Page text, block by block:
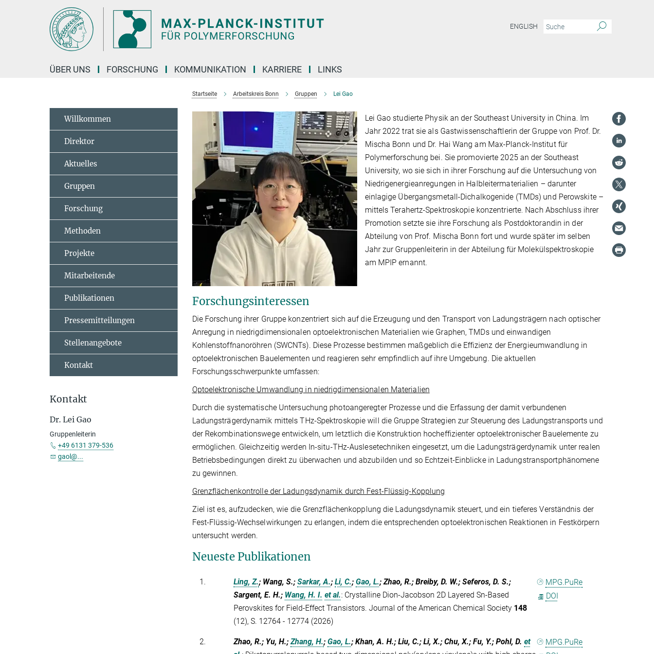
ENGLISH
ÜBER UNS FORSCHUNG KOMMUNIKATION KARRIERE LINKS
Startseite Arbeitskreis Bonn Gruppen Lei Gao
Lei Gao studierte Physik an der Southeast University in China. Im
Jahr 2022 trat sie als Gastwissenschaftlerin der Gruppe von Prof. Dr.
Mischa Bonn und Dr. Hai Wang am Max-Planck-Institut für
Polymerforschung bei. Sie promovierte 2025 an der Southeast
University, wo sie sich in ihrer Forschung auf die Untersuchung von
Niedrigenergieanregungen in Halbleitermaterialien – darunter
einlagige Übergangsmetall-Dichalkogenide (TMDs) und Perowskite –
mittels Terahertz-Spektroskopie konzentrierte. Nach Abschluss ihrer
Promotion setzte sie ihre Forschung als Postdoktorandin in der
Abteilung von Prof. Mischa Bonn fort und wurde später im selben
Jahr zur Gruppenleiterin in der Abteilung für Molekülspektroskopie
am MPIP ernannt.
Forschungsinteressen
Die Forschung ihrer Gruppe konzentriert sich auf die Erzeugung und den Transport von Ladungsträgern nach optischer
Anregung in niedrigdimensionalen optoelektronischen Materialien wie Graphen, TMDs und einwandigen
Kohlenstoffnanoröhren (SWCNTs). Diese Prozesse bestimmen maßgeblich die Effizienz der Energieumwandlung in
optoelektronischen Bauelementen und reagieren sehr empfindlich auf ihre Umgebung. Die aktuellen
Forschungsschwerpunkte umfassen:
Optoelektronische Umwandlung in niedrigdimensionalen Materialien
Durch die systematische Untersuchung photoangeregter Prozesse und die Erfassung der damit verbundenen
Ladungsträgerdynamik mittels THz-Spektroskopie will die Gruppe Strategien zur Steuerung des Ladungstransports und
der Rekombinationswege entwickeln, um letztlich die Konstruktion hocheffizienter optoelektronischer Bauelemente zu
ermöglichen. Gleichzeitig werden In-situ-THz-Auslesetechniken eingesetzt, um die Ladungsträgerdynamik unter realen
Betriebsbedingungen direkt zu überwachen und abzubilden und so Echtzeit-Einblicke in Ladungstransportphänomene
zu gewinnen.
Grenzflächenkontrolle der Ladungsdynamik durch Fest-Flüssig-Kopplung
Ziel ist es, aufzudecken, wie die Grenzflächenkopplung die Ladungsdynamik steuert, und ein tieferes Verständnis der
Fest-Flüssig-Wechselwirkungen zu erlangen, indem die entsprechenden optoelektronischen Reaktionen in Festkörpern
untersucht werden.
Neueste Publikationen
1. Ling, Z.; Wang, S.;Sarkar, A.;Li, C.;Gao, L.; Zhao, R.; Breiby, D. W.; Seferos, D. S.;
Sargent, E. H.; Wang, H. I. et al.: Crystalline Dion-Jacobson 2D Layered Sn-Based
Perovskites for Field-Effect Transistors. Journal of the American Chemical Society 148
(12), S. 12764 - 12774 (2026)
MPG.PuRe
DOI
2. Zhao, R.; Yu, H.;Zhang, H.;Gao, L.; Khan, A. H.; Liu, C.; Li, X.; Chu, X.; Fu, Y.; Pohl, D. et
MPG.PuRe
Willkommen
Direktor
Aktuelles
Gruppen
Forschung
Methoden
Projekte
Mitarbeitende
Publikationen
Pressemitteilungen
Stellenangebote
Kontakt
Kontakt
Dr. Lei Gao
Gruppenleiterin
+49 6131 379-536
gaol@...